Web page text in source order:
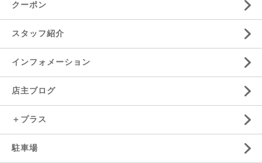
クーポン
スタッフ紹介
インフォメーション
店主ブログ
＋プラス
駐車場